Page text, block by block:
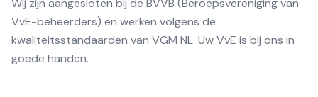
VvE-beheerders) en werken volgens de
kwaliteitsstandaarden van VGM NL. Uw VvE is bij ons in
goede handen.